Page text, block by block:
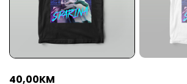
40,00KM